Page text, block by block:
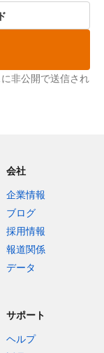
非公開で送信され
会社
企業情報
ブログ
採用情報
報道関係
データ
サポート
ヘルプ